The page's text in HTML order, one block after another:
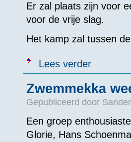
Er zal plaats zijn voor
voor de vrije slag.
Het kamp zal tussen
Lees verderover
Zwemmekka
Gepubliceerd door
Een groep
Glorie, Hans